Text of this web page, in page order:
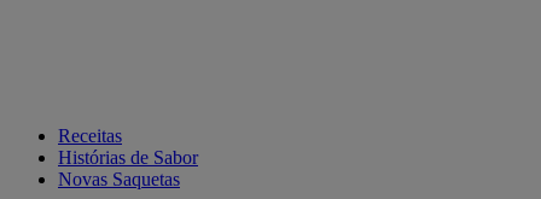
Receitas
Histórias de Sabor
Novas Saquetas